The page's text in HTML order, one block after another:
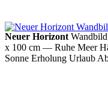
Neuer Horizont
x 100 cm — Ruhe Meer
Sonne Erholung Urlaub